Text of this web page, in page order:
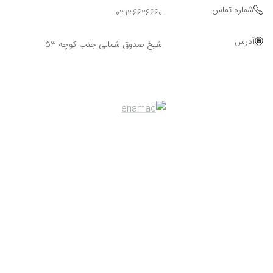
شماره تماس 03136626660
آدرس شیخ صدوق شمالی جنب کوچه 53